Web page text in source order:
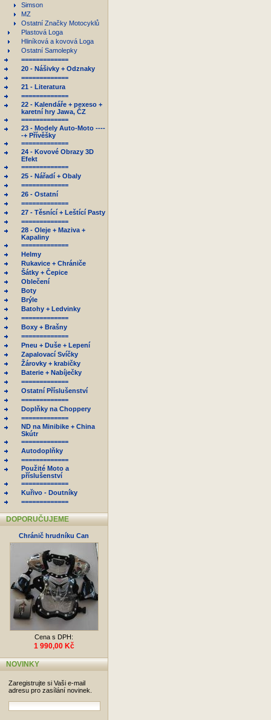
Simson
MZ
Ostatní Značky Motocyklů
Plastová Loga
Hliníková a kovová Loga
Ostatní Samolepky
=============
20 - Nášivky + Odznaky
=============
21 - Literatura
=============
22 - Kalendáře + pexeso +
karetní hry Jawa, ČZ
=============
23 - Modely Auto-Moto ----
-+ Přívěšky
=============
24 - Kovové Obrazy 3D
Efekt
=============
25 - Nářadí + Obaly
=============
26 - Ostatní
=============
27 - Těsnící + Leštící Pasty
=============
28 - Oleje + Maziva +
Kapaliny
=============
Helmy
Rukavice + Chrániče
Šátky + Čepice
Oblečení
Boty
Brýle
Batohy + Ledvinky
=============
Boxy + Brašny
=============
Pneu + Duše + Lepení
Zapalovací Svíčky
Žárovky + krabičky
Baterie + Nabíječky
=============
Ostatní Příslušenství
=============
Doplňky na Choppery
=============
ND na Minibike + China
Skútr
=============
Autodoplňky
=============
Použité Moto a
příslušenství
=============
Kuřivo - Doutníky
=============
DOPORUČUJEME
Chránič hrudníku Can
Cena s DPH:
1 990,00 Kč
NOVINKY
Zaregistrujte si Vaši e-mail
adresu pro zasílání novinek.